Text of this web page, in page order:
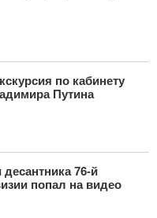
по кабинету
Путина
76-й
попал на видео